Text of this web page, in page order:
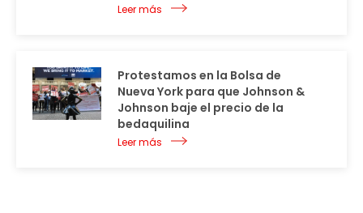
Leer más
Protestamos en la Bolsa de
Nueva York para que Johnson &
Johnson baje el precio de la
bedaquilina
Leer más